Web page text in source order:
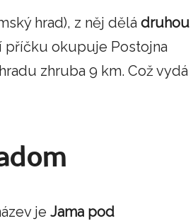
hrad), z něj dělá druhou
příčku okupuje Postojna
zhruba 9 km. Což vydá
je Jama pod